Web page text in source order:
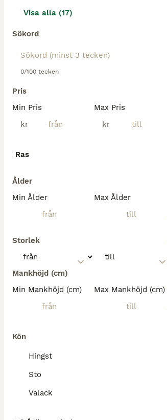
Visa alla (17)
Sökord
0/100 tecken
Pris
Min Pris
kr
Max Pris
kr
Ras
Ålder
Min Ålder
Max Ålder
Storlek
Mankhöjd (cm)
Min Mankhöjd (cm)
Max Mankhöjd (cm)
Kön
Hingst
Sto
Valack